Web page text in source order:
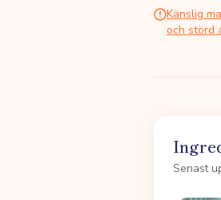
Känslig
och störd
Senast